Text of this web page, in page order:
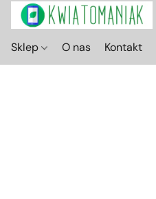
Sklep O nas Kontakt